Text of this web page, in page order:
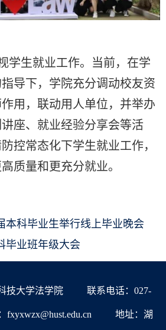
学生就业工作。当前，在学
导下，学院充分调动校友资
用，联动用人单位，并举办
座、就业经验分享会等活
控常态化下学生就业工作，
质量和更充分就业。
本科毕业生举行线上毕业晚会
毕业班年级大会
技大学法学院 联系电话：027-
fxyxwzx@hust.edu.cn 地址：湖